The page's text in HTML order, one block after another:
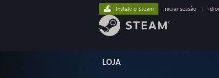
LOJA
Instale o Steam iniciar sessão